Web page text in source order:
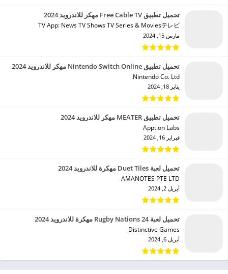
تحميل تطبيق Free Cable TV مهكر للاندرويد 2024
TV App: News TV Shows TV Series & Moviesテレビ‏
مارس 15, 2024
تحميل تطبيق Nintendo Switch Online مهكر للاندرويد 2024
Nintendo Co. Ltd.‏
يناير 18, 2024
تحميل تطبيق MEATER مهكر للاندرويد 2024
Apption Labs‏
فبراير 16, 2024
تحميل لعبة Duet Tiles مهكرة للاندرويد 2024
AMANOTES PTE LTD‏
أبريل 2, 2024
تحميل لعبة Rugby Nations 24 مهكرة للاندرويد 2024
Distinctive Games‏
أبريل 6, 2024